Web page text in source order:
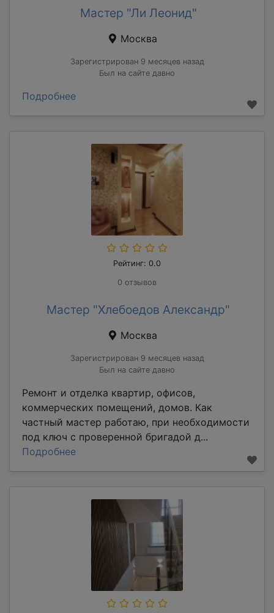
Мастер "Ли Леонид"
Москва
Зарегистрирован 9 месяцев назад
Был на сайте давно
Подробнее
Рейтинг: 0.0
0 отзывов
Мастер "Хлебоедов Александр"
Москва
Зарегистрирован 9 месяцев назад
Был на сайте давно
Ремонт и отделка квартир, офисов,
коммерческих помещений, домов. Как
частный мастер работаю, при необходимости
под ключ с проверенной бригадой д...
Подробнее